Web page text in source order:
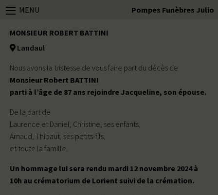
MENU Pompes Funèbres Julio
MONSIEUR ROBERT BATTINI
Landaul
Nous avons la tristesse de vous faire part du décès de
Monsieur Robert BATTINI
parti à l’âge de 87 ans rejoindre Jacqueline, son épouse.
De la part de
Laurence et Daniel, Christine, ses enfants,
Arnaud, Thibaut, ses petits-fils,
et toute la famille.
Un hommage lui sera rendu mardi 12 novembre 2024 à
10h au crématorium de Lorient suivi de la crémation.